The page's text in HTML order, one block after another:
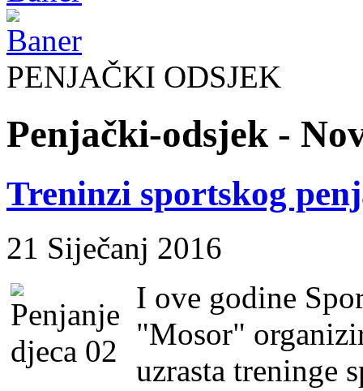
PENJAČKI ODSJEK
Penjački-odsjek -
Treninzi sportskog
21 Siječanj 2016
I ove godine
"Mosor"
uzrasta treninge